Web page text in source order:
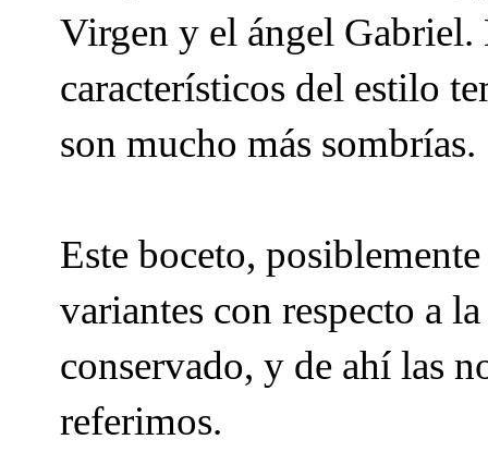
Virgen y el ángel Gabriel.
característicos del estilo
son mucho más sombrías.
Este boceto,
variantes con respecto a
conservado, y de ahí las
referimos.